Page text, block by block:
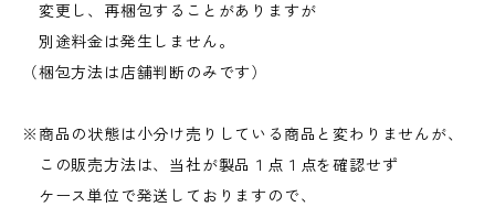
変更し、再梱包することがありますが
別途料金は発生しません。
（梱包方法は店舗判断のみです）
※商品の状態は小分け売りしている商品と変わりませんが、
この販売方法は、当社が製品１点１点を確認せず
ケース単位で発送しておりますので、